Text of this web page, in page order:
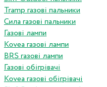
Tramp газові пальники
Сила газові пальники
Газові лампи
Kovea газові лампи
BRS газові лампи
Газові обігрівачі
Kovea газові обігрівачі